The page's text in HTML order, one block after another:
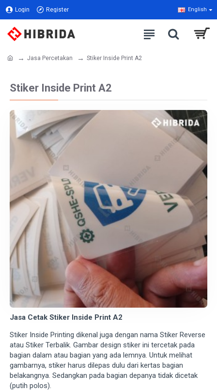
Login Register English
Jasa Percetakan Stiker Inside Print A2
Stiker Inside Print A2
Jasa Cetak Stiker Inside Print A2
Stiker Inside Printing dikenal juga dengan nama Stiker Reverse
atau Stiker Terbalik. Gambar design stiker ini tercetak pada
bagian dalam atau bagian yang ada lemnya. Untuk melihat
gambarnya, stiker harus dilepas dulu dari kertas bagian
belakangnya. Sedangkan pada bagian depanya tidak dicetak
(putih polos).